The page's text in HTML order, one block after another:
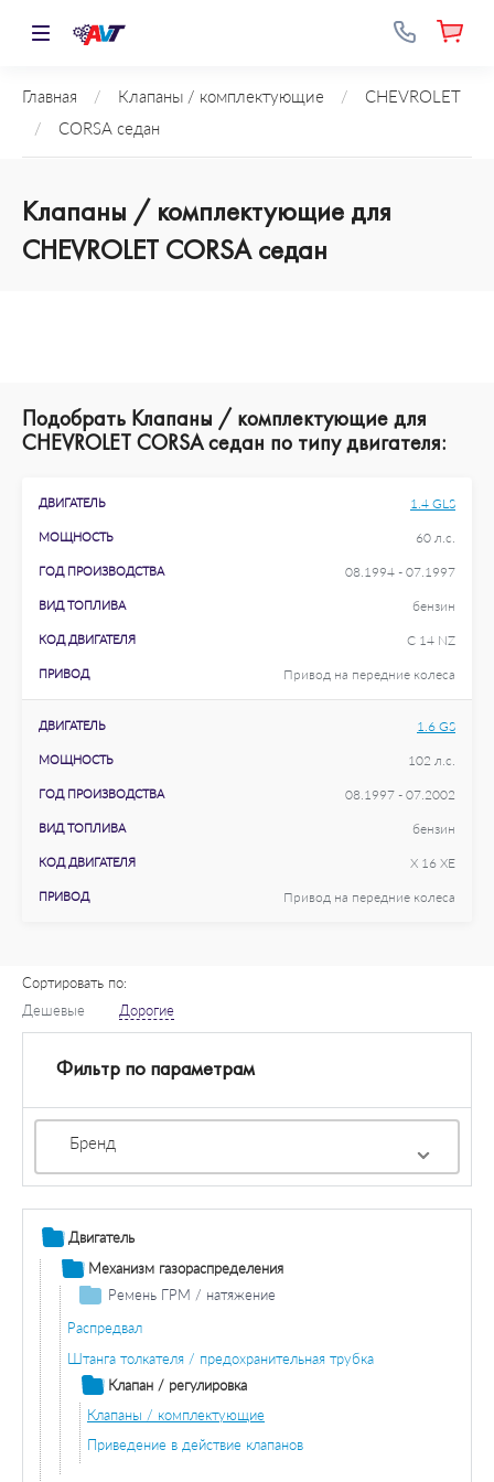
Главная / Клапаны / комплектующие /
CHEVROLET
/
CORSA седан
Клапаны / комплектующие для
CHEVROLET CORSA седан
Подобрать Клапаны / комплектующие для
CHEVROLET CORSA седан по типу двигателя:
ДВИГАТЕЛЬ 1.4 GLS
МОЩНОСТЬ 60 л.с.
ГОД ПРОИЗВОДСТВА 08.1994 - 07.1997
ВИД ТОПЛИВА бензин
КОД ДВИГАТЕЛЯ C 14 NZ
ПРИВОД Привод на передние колеса
ДВИГАТЕЛЬ 1.6 GS
МОЩНОСТЬ 102 л.с.
ГОД ПРОИЗВОДСТВА 08.1997 - 07.2002
ВИД ТОПЛИВА бензин
КОД ДВИГАТЕЛЯ X 16 XE
ПРИВОД Привод на передние колеса
Сортировать по:
Дешевые
Дорогие
Фильтр по параметрам
Бренд
Двигатель
Механизм газораспределения
Ремень ГРМ / натяжение
Ремень ГРМ
Комплект ремней ГРМ
Натяжной ролик ГРМ
Ролики ГРМ
Распредвал
Штанга толкателя / предохранительная трубка
Клапан / регулировка
Клапаны / комплектующие
Приведение в действие клапанов